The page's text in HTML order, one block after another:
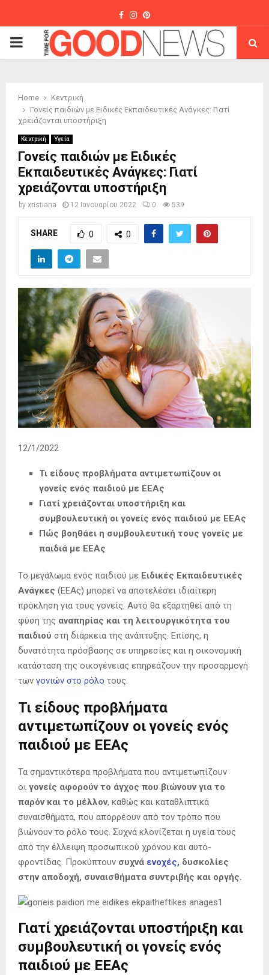
Facebook
Instagram
Pinterest
PRIMARY
Home
Κεντρική
Γονείς παιδιών με Ειδικές Εκπαιδευτικές Ανάγκες: Γιατί
χρειάζονται υποστήριξη
Κεντρική Υγεία
Γονείς παιδιών με Ειδικές
Εκπαιδευτικές Ανάγκες: Γιατί
χρειάζονται υποστήριξη
by xristiana 12 Ιανουαρίου 2022 0 539
SHARE 0 0
12/1/2022
Τι είδους προβλήματα αντιμετωπίζουν οι
γονείς ενός παιδιού με ΕΕΑς
Γιατί χρειάζονται υποστήριξη και
συμβουλευτική οι γονείς ενός παιδιού με ΕΕΑς
Πώς βοηθάει η συμβουλευτική τους γονείς με
παιδιά με ΕΕΑς
Το μεγάλωμα ενός παιδιού με Ειδικές Εκπαιδευτικές
Ανάγκες (ΕΕΑς) μπορεί να αποτελέσει ιδιαίτερη
πρόκληση για τους γονείς. Αυτό θα εξαρτηθεί από τη
φύση της αναπηρίας και τη λειτουργικότητα του
παιδιού στη διάρκεια της ανάπτυξης. Επίσης, η
δυνατότητα πρόσβασης σε υπηρεσίες και η οικονομική
κατάσταση της οικογένειας επηρεάζουν την προσαρμογή
των γονιών στο ρόλο τους.
Τι είδους προβλήματα
αντιμετωπίζουν οι γονείς ενός
παιδιού με ΕΕΑς
Τα σημαντικότερα προβλήματα που αντιμετωπίζουν
οι γονείς αφορούν το άγχος που βιώνουν για το
παρόν και το μέλλον, καθώς και καταθλιπτικά
συναισθήματα, που απορρέουν από τον τρόπο που
βιώνουν το ρόλο τους. Συχνά κλονίζεται η υγεία τους
από την έλλειψη προσωπικού χρόνου και αυτό-
φροντίδας. Προκύπτουν συχνά ενοχές, δυσκολίες
στην αποδοχή, συναισθήματα συντριβής και οργής.
Γιατί χρειάζονται υποστήριξη και
συμβουλευτική οι γονείς ενός
παιδιού με ΕΕΑς